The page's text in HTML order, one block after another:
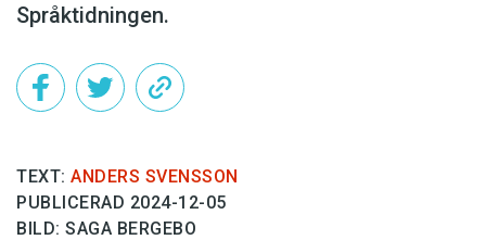
Språktidningen.
TEXT: ANDERS SVENSSON
PUBLICERAD 2024-12-05
BILD: SAGA BERGEBO